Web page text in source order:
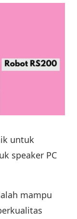
untuk
speaker PC
mampu